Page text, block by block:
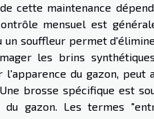
cette maintenance
mensuel est
un souffleur permet
les brins
du gazon,
brosse spécifique est
gazon. Les termes